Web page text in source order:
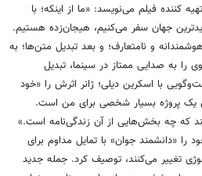
کننده فیلم می‌نویسد: «ما از اینکه؛ با
جهان سفر می‌کنیم، هیجان‌زده هستیم.
و نامتعارف؛ و بعد تبدیل متن‌ها؛ به
را به صدایی ممتاز در سینما، تبدیل
با اسکرین دیلی؛ ژانر اثرش را «خود
یک پروژه بسیار شخصی برای من است.
که چه بخش‌هایی از آن زندگی‌نامه است.»
خود را «دانشمند جوان» با تمایل مداوم برای
تغییر می‌کنند، توصیف کرد. جمله جدید